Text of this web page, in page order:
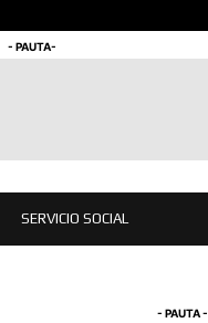
- PAUTA-
SERVICIO SOCIAL
- PAUTA -